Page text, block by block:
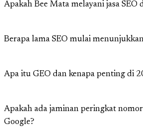
Apakah Bee Mata melayani jasa SEO
Berapa lama SEO mulai
Apa itu GEO dan kenapa penting di
Apakah ada jaminan peringkat
Google?